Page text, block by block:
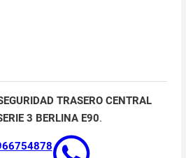
TRASERO CENTRAL
3 BERLINA E90.